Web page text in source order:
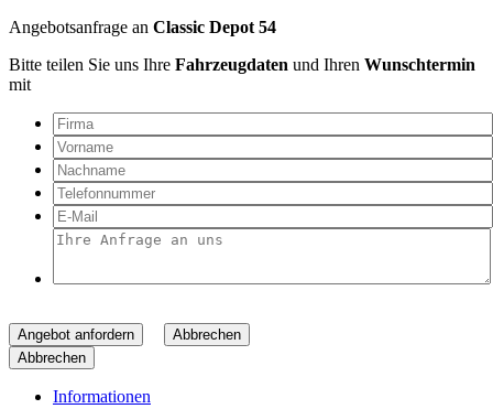
Angebotsanfrage an Classic Depot 54
Bitte teilen Sie uns Ihre Fahrzeugdaten und Ihren Wunschtermin
mit
Angebot anfordern
Abbrechen
Abbrechen
Informationen